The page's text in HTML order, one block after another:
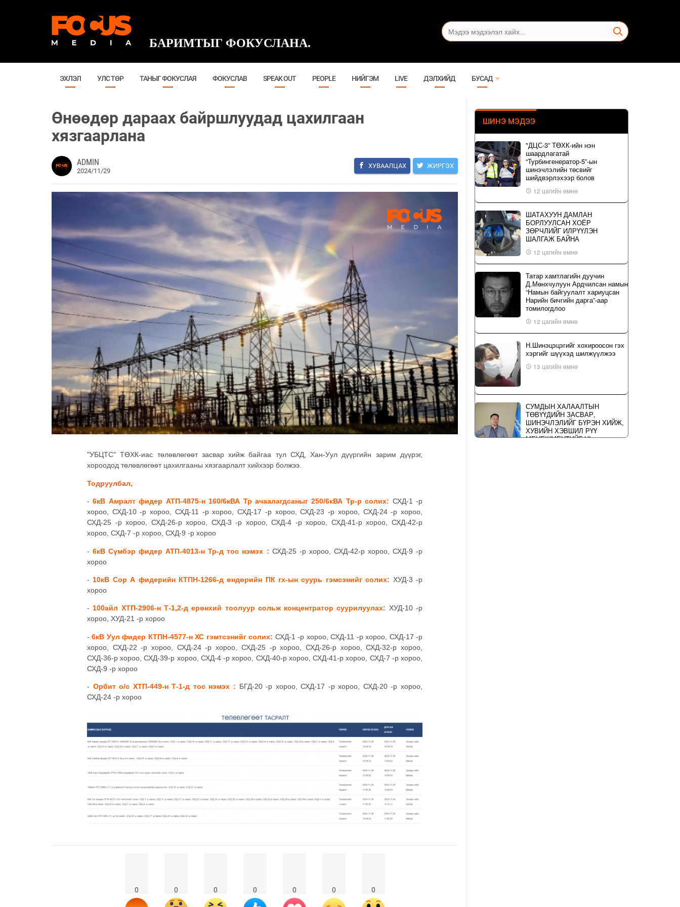
БАРИМТЫГ ФОКУСЛАНА.
ЭХЛЭЛ УЛС ТӨР ТАНЫГ ФОКУСЛАЯ ФОКУСЛАВ SPEAK OUT PEOPLE НИЙГЭМ LIVE ДЭЛХИЙД БУСАД
Өнөөдөр дараах байршлуудад цахилгаан
хязгаарлана
ADMIN
2024/11/29
ХУВААЛЦАХ ЖИРГЭХ
"УБЦТС" ТӨХК-иас төлөвлөгөөт засвар хийж байгаа тул СХД, Хан-Уул дүүргийн зарим дүүрэг,
хороодод төлөвлөгөөт цахилгааны хязгаарлалт хийхээр болжээ.
Тодруулбал,
-6кВ Амралт фидер АТП-4875-н 160/6кВА Тр ачаалагдсаныг 250/6кВА Тр-р солих: СХД-1 -р
хороо, СХД-10 -р хороо, СХД-11 -р хороо, СХД-17 -р хороо, СХД-23 -р хороо, СХД-24 -р хороо,
СХД-25 -р хороо, СХД-26-р хороо, СХД-3 -р хороо, СХД-4 -р хороо, СХД-41-р хороо, СХД-42-р
хороо, СХД-7 -р хороо, СХД-9 -р хороо
-6кВ Сүмбэр фидер АТП-4013-н Тр-д тос нэмэх : СХД-25 -р хороо, СХД-42-р хороо, СХД-9 -р
хороо
- 10кВ Сор А фидерийн КТПН-1266-д өндөрийн ПК гх-ын суурь гэмсэнийг солих: ХУД-3 -р
хороо
-100айл ХТП-2906-н Т-1,2-д ерөнхий тоолуур сольж концентратор суурилуулах: ХУД-10 -р
хороо, ХУД-21 -р хороо
-6кВ Уул фидер КТПН-4577-н ХС гэмтсэнийг солих: СХД-1 -р хороо, СХД-11 -р хороо, СХД-17 -р
хороо, СХД-22 -р хороо, СХД-24 -р хороо, СХД-25 -р хороо, СХД-26-р хороо, СХД-32-р хороо,
СХД-36-р хороо, СХД-39-р хороо, СХД-4 -р хороо, СХД-40-р хороо, СХД-41-р хороо, СХД-7 -р хороо,
СХД-9 -р хороо
- Орбит о/с ХТП-449-н Т-1-д тос нэмэх : БГД-20 -р хороо, СХД-17 -р хороо, СХД-20 -р хороо,
СХД-24 -р хороо
0 0 0 0 0 0 0
ШИНЭ МЭДЭЭ
"ДЦС-3” ТӨХК-ийн нэн
шаардлагатай
“Турбингенератор-5”-ын
шинэчлэлийн төсвийг
шийдвэрлэхээр болов
12 цагийн өмнө
ШАТАХУУН ДАМЛАН
БОРЛУУЛСАН ХОЁР
ЗӨРЧЛИЙГ ИЛРҮҮЛЭН
ШАЛГАЖ БАЙНА
12 цагийн өмнө
Татар хамтлагийн дуучин
Д.Мөнхчулуун Ардчилсан намын
“Намын байгуулалт хариуцсан
Нарийн бичгийн дарга”-аар
томилогдлоо
12 цагийн өмнө
Н.Шинэцэцэгийг хохироосон гэх
хэргийг шүүхэд шилжүүлжээ
13 цагийн өмнө
СУМДЫН ХАЛААЛТЫН
ТӨВҮҮДИЙН ЗАСВАР,
ШИНЭЧЛЭЛИЙГ БҮРЭН ХИЙЖ,
ХУВИЙН ХЭВШИЛ РҮҮ
МЕНЕЖМЕНТИЙГ НЬ